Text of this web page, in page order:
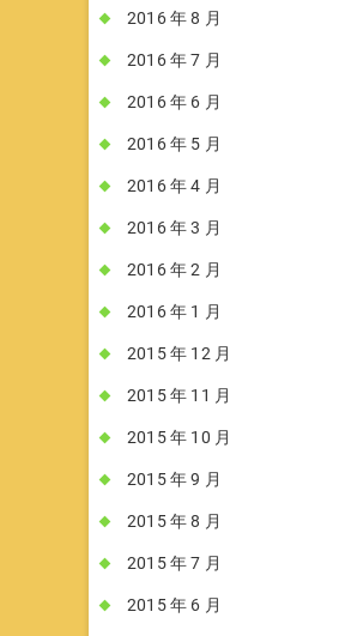
2016 年 8 月
2016 年 7 月
2016 年 6 月
2016 年 5 月
2016 年 4 月
2016 年 3 月
2016 年 2 月
2016 年 1 月
2015 年 12 月
2015 年 11 月
2015 年 10 月
2015 年 9 月
2015 年 8 月
2015 年 7 月
2015 年 6 月